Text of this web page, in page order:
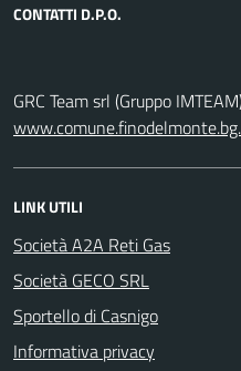
CONTATTI D.P.O.
GRC Team srl (Gruppo
LINK UTILI
Società A2A Reti Gas
Società GECO SRL
Sportello di Casnigo
Informativa privacy